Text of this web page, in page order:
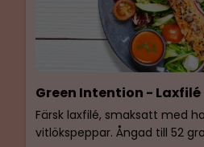
Green Intention - Laxfilé
Färsk laxfilé, smaksatt med
vitlökspeppar. Ångad till 52